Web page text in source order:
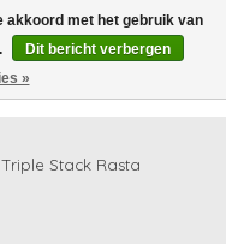
Verlanglijst
Stack Rasta
akkoord met het gebruik van
Dit bericht verbergen
»